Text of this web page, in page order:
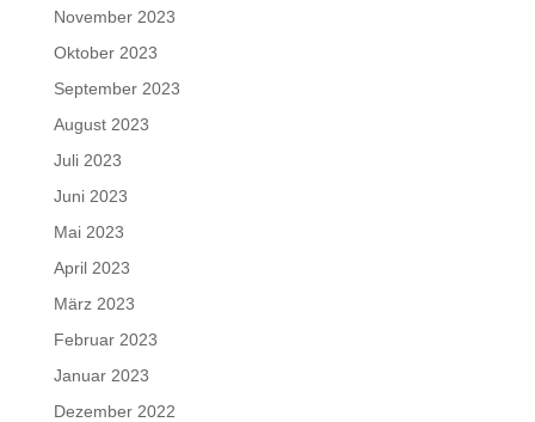
November 2023
Oktober 2023
September 2023
August 2023
Juli 2023
Juni 2023
Mai 2023
April 2023
März 2023
Februar 2023
Januar 2023
Dezember 2022